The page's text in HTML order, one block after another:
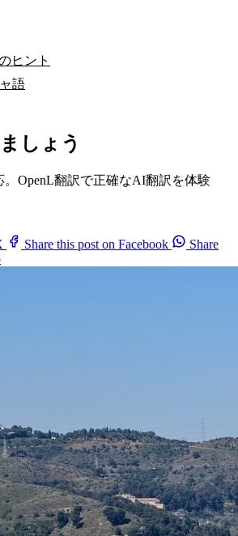
ヒント
語
しょう
。OpenL翻訳で正確なAI翻訳を体験
Share this post on Facebook
Share